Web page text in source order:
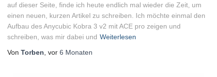
auf dieser Seite, finde ich heute endlich mal wieder die Zeit, um
einen neuen, kurzen Artikel zu schreiben. Ich möchte einmal den
Aufbau des Anycubic Kobra 3 v2 mit ACE pro zeigen und
schreiben, was mir dabei und Weiterlesen
Von Torben , vor 6 Monaten